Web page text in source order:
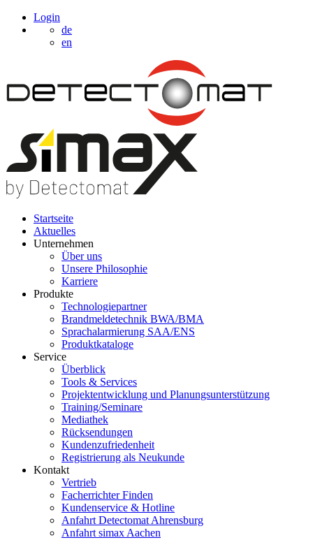
Login
de
en
Startseite
Aktuelles
Unternehmen
Über uns
Unsere Philosophie
Karriere
Produkte
Technologiepartner
Brandmeldetechnik BWA/BMA
Sprachalarmierung SAA/ENS
Produktkataloge
Service
Überblick
Tools & Services
Projektentwicklung und Planungsunterstützung
Training/Seminare
Mediathek
Rücksendungen
Kundenzufriedenheit
Registrierung als Neukunde
Kontakt
Vertrieb
Facherrichter Finden
Kundenservice & Hotline
Anfahrt Detectomat Ahrensburg
Anfahrt simax Aachen